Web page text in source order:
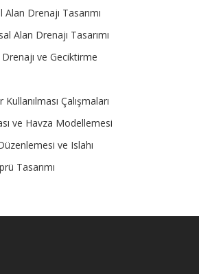
Drenajı Tasarımı
Alan Drenajı Tasarımı
ve Geciktirme
Çalışmaları
ve Havza Modellemesi
ve Islahı
Tasarımı